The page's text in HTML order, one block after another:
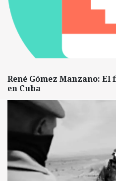
René Gómez Manzano:
en Cuba